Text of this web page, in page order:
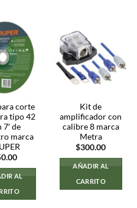
corte
tipo 42
7′ de
marca
AL
Kit de
amplificador con
calibre 8 marca
Metra
$300.00
AÑADIR AL
CARRITO